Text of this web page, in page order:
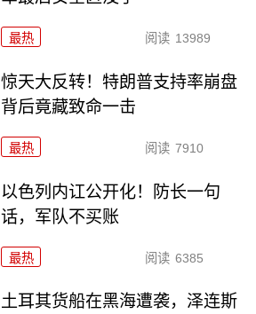
最热 阅读 13989
惊天大反转！特朗普支持率崩盘
背后竟藏致命一击
最热 阅读 7910
以色列内讧公开化！防长一句
话，军队不买账
最热 阅读 6385
土耳其货船在黑海遭袭，泽连斯